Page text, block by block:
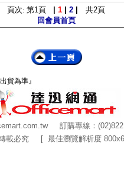
頁次: 第1頁 1 2 共2頁
回會員首頁
貨為準』
訂購專線：
載必究 [ 最佳瀏覽解析度